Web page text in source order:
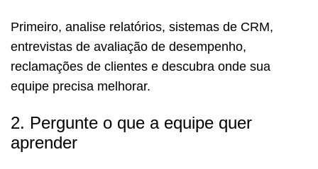
Primeiro, analise relatórios, sistemas de CRM,
entrevistas de avaliação de desempenho,
reclamações de clientes e descubra onde sua
equipe precisa melhorar.
2. Pergunte o que a equipe quer
aprender